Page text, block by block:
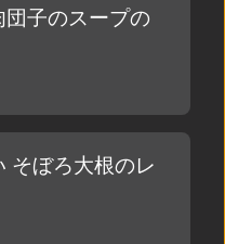
子のスープの
そぼろ大根のレ